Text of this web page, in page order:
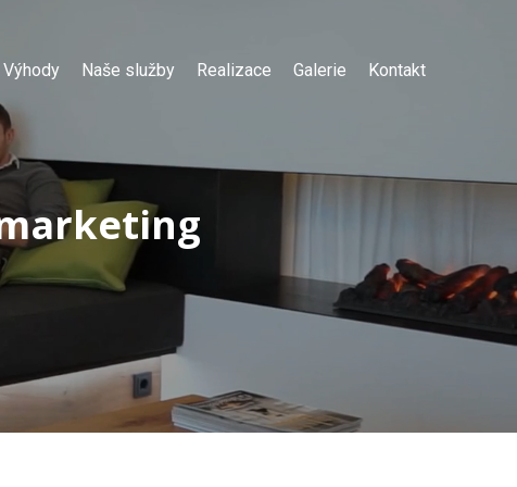
Výhody Naše služby Realizace Galerie Kontakt